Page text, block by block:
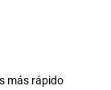
más rápido